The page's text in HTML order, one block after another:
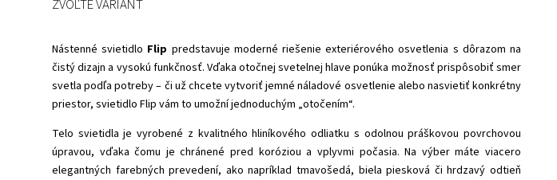
Nástenné svietidlo Flip predstavuje moderné riešenie exteriérového osvetlenia s dôrazom na
čistý dizajn a vysokú funkčnosť. Vďaka otočnej svetelnej hlave ponúka možnosť prispôsobiť smer
svetla podľa potreby – či už chcete vytvoriť jemné náladové osvetlenie alebo nasvietiť konkrétny
priestor, svietidlo Flip vám to umožní jednoduchým „otočením“.
Telo svietidla je vyrobené z kvalitného hliníkového odliatku s odolnou práškovou povrchovou
úpravou, vďaka čomu je chránené pred koróziou a vplyvmi počasia. Na výber máte viacero
elegantných farebných prevedení, ako napríklad tmavošedá, biela piesková či hrdzavý odtieň
ZVOĽTE VARIANT